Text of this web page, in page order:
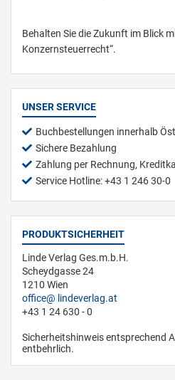
Behalten Sie die Zukunft im Blick
Konzernsteuerrecht“.
UNSER SERVICE
Buchbestellungen innerhalb
Sichere Bezahlung
Zahlung per Rechnung,
Service Hotline: +43 1 246 30-0
PRODUKTSICHERHEIT
Linde Verlag Ges.m.b.H.
Scheydgasse 24
1210 Wien
office
lindeverlag.at
+43 1 24 630 - 0
Sicherheitshinweis entsprechend
entbehrlich.